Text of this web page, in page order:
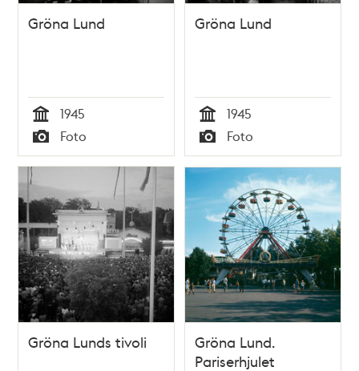
Gröna Lund
Tid
1945
Typ
Foto
Gröna Lund
Tid
1945
Typ
Foto
Gröna Lunds tivoli
Gröna Lund.
Pariserhjulet